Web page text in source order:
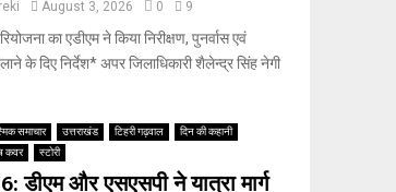
August 3, 2026 0 9
का एडीएम ने किया निरीक्षण, पुनर्वास एवं
के दिए निर्देश* अपर जिलाधिकारी शैलेन्द्र सिंह नेगी
समाचार उत्तराखंड टिहरी गढ़वाल
दिन की कहानी
कवर स्टोरी
डीएम और एसएसपी ने यात्रा मार्ग